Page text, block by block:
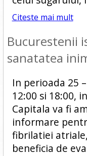
Citeste mai mult
Bucurestenii
sanatatea
In perioada 25
12:00 si 18:00,
Capitala va fi
informare
fibrilatiei
beneficia de